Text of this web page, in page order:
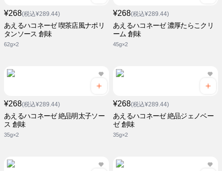
¥268(税込¥289.44)
あえるハコネーゼ 喫茶店風ナポリ
タンソース 創味
62g×2
¥268(税込¥289.44)
あえるハコネーゼ 濃厚たらこクリ
ーム 創味
45g×2
¥268(税込¥289.44)
あえるハコネーゼ 絶品明太子ソー
ス 創味
35g×2
¥268(税込¥289.44)
あえるハコネーゼ 絶品ジェノベー
ゼ 創味
35g×2